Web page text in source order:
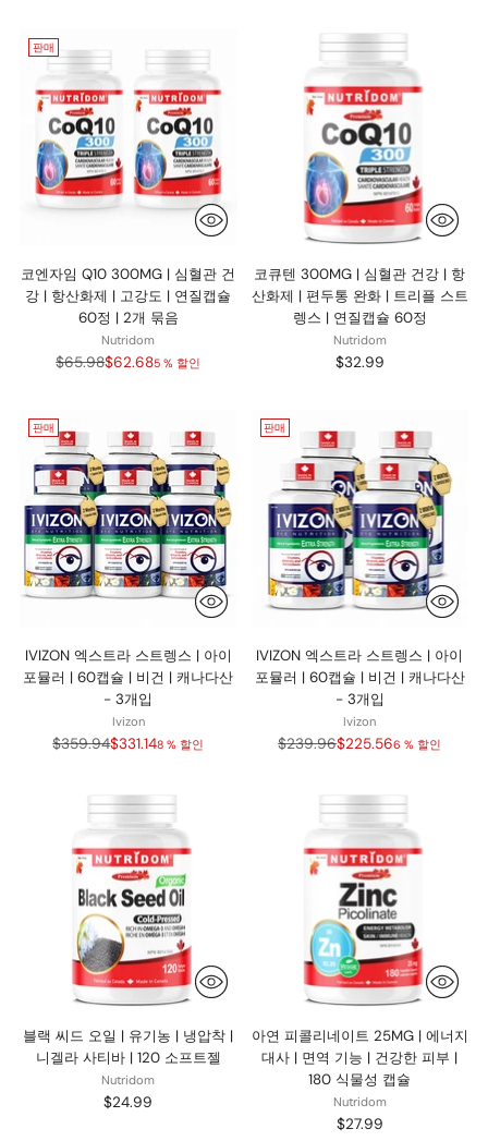
판매
코엔자임 Q10 300MG | 심혈관 건
강 | 항산화제 | 고강도 | 연질캡슐
60정 | 2개 묶음
Nutridom
정
$65.98$62.685 % 할인
코큐텐 300MG | 심혈관 건강 | 항
산화제 | 편두통 완화 | 트리플 스트
렝스 | 연질캡슐 60정
Nutridom
$32.99
판매
IVIZON 엑스트라 스트렝스 | 아이
포뮬러 | 60캡슐 | 비건 | 캐나다산
- 3개입
Ivizon
정
$359.94$331.148 % 할인
판매
IVIZON 엑스트라 스트렝스 | 아이
포뮬러 | 60캡슐 | 비건 | 캐나다산
- 3개입
Ivizon
정
$239.96$225.566 % 할인
블랙 씨드 오일 | 유기농 | 냉압착 |
니겔라 사티바 | 120 소프트젤
Nutridom
$24.99
아연 피콜리네이트 25MG | 에너지
대사 | 면역 기능 | 건강한 피부 |
180 식물성 캡슐
Nutridom
$27.99